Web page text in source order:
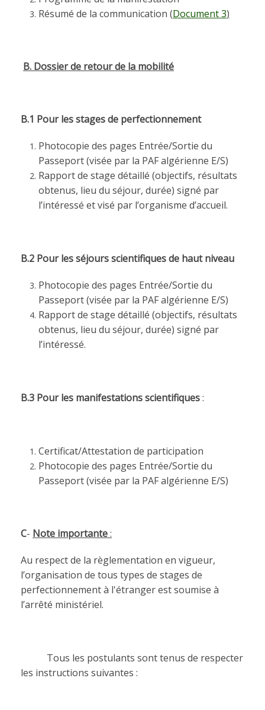
Résumé de la communication (Document 3)
B. Dossier de retour de la mobilité
B.1 Pour les stages de perfectionnement
Photocopie des pages Entrée/Sortie du
Passeport (visée par la PAF algérienne E/S)
Rapport de stage détaillé (objectifs, résultats
obtenus, lieu du séjour, durée) signé par
l’intéressé et visé par l’organisme d’accueil.
B.2 Pour les séjours scientifiques de haut niveau
Photocopie des pages Entrée/Sortie du
Passeport (visée par la PAF algérienne E/S)
Rapport de stage détaillé (objectifs, résultats
obtenus, lieu du séjour, durée) signé par
l’intéressé.
B.3 Pour les manifestations scientifiques:
Certificat/Attestation de participation
Photocopie des pages Entrée/Sortie du
Passeport (visée par la PAF algérienne E/S)
C- Note importante:
Au respect de la règlementation en vigueur,
l’organisation de tous types de stages de
perfectionnement à l'étranger est soumise à
l’arrêté ministériel.
Tous les postulants sont tenus de respecter
les instructions suivantes :